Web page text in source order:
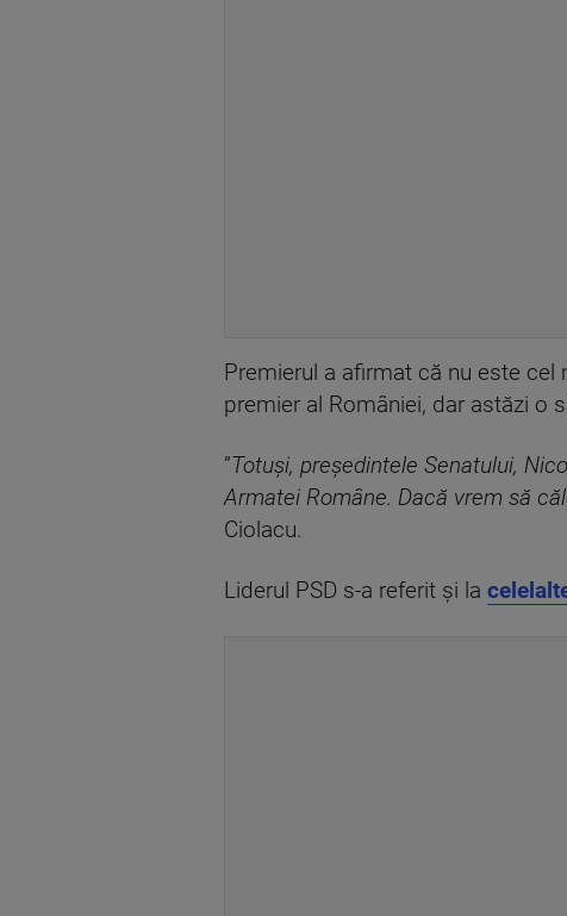
Premierul a afirmat că nu este cel
premier al României, dar astăzi o
”Totuşi, preşedintele Senatului,
Armatei Române. Dacă vrem să
Ciolacu.
Liderul PSD s-a referit şi la